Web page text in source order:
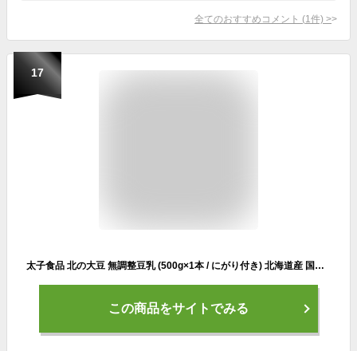
全てのおすすめコメント (1 件) >
17
太子食品 北の大豆 無調整豆乳 (500g×1本 / にがり付き) 北海道産 国産大豆 100％使用 豆腐が作れる 豆乳 (食物繊維/無調整 無添加) イソフラボン
この商品をサイトでみる